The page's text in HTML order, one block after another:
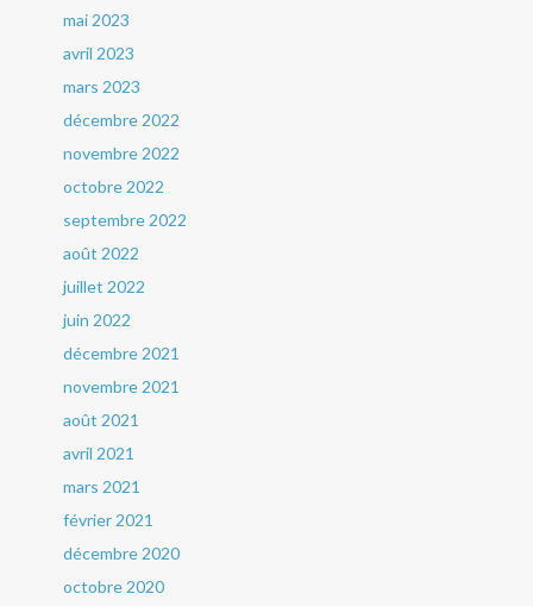
mai 2023
avril 2023
mars 2023
décembre 2022
novembre 2022
octobre 2022
septembre 2022
août 2022
juillet 2022
juin 2022
décembre 2021
novembre 2021
août 2021
avril 2021
mars 2021
février 2021
décembre 2020
octobre 2020